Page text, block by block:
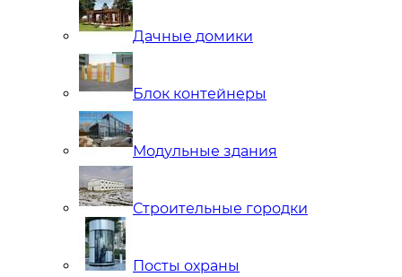
Дачные домики
Блок контейнеры
Модульные здания
Строительные городки
Посты охраны